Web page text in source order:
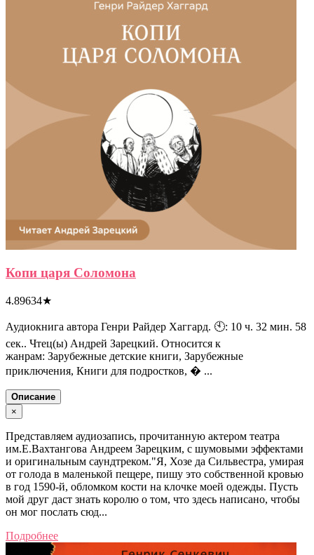
Копи царя Соломона
4.89634★
Аудиокнига автора Генри Райдер Хаггард. 🕙: 10 ч. 32 мин. 58
сек.. Чтец(ы) Андрей Зарецкий. Относится к
жанрам: Зарубежные детские книги, Зарубежные
приключения, Книги для подростков, � ...
Описание
×
Представляем аудиозапись, прочитанную актером театра
им.Е.Вахтангова Андреем Зарецким, с шумовыми эффектами
и оригинальным саундтреком."Я, Хозе да Сильвестра, умирая
от голода в маленькой пещере, пишу это собственной кровью
в год 1590-й, обломком кости на клочке моей одежды. Пусть
мой друг даст знать королю о том, что здесь написано, чтобы
он мог послать сюд...
Подробнее